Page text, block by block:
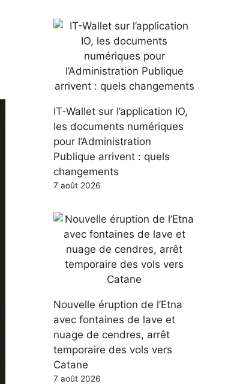
IT-Wallet sur l’application IO,
les documents numériques
pour l’Administration
Publique arrivent : quels
changements
7 août 2026
Nouvelle éruption de l’Etna
avec fontaines de lave et
nuage de cendres, arrêt
temporaire des vols vers
Catane
7 août 2026